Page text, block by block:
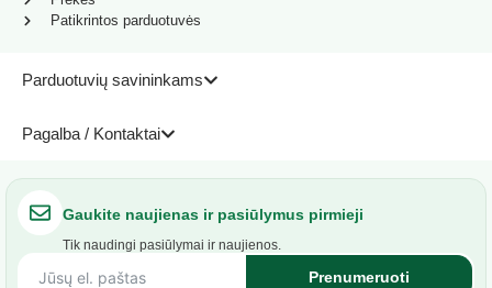
Parduotuvių savininkams
Pagalba / Kontaktai
Patikrintos parduotuvės
Gaukite naujienas ir pasiūlymus pirmieji
Tik naudingi pasiūlymai ir naujienos.
Prenumeruoti